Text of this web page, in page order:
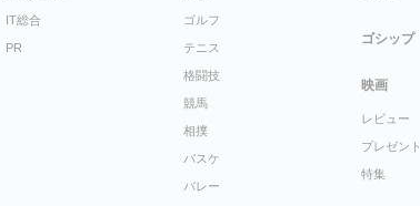
IT総合
PR
ゴルフ
テニス
格闘技
競馬
相撲
バスケ
バレー
ゴシップ
映画
レビュー
プレゼント
特集